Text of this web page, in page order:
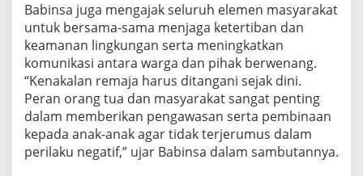
r
s
a
m
a
W
a
r
g
a
Babinsa juga mengajak seluruh elemen masyarakat
untuk bersama-sama menjaga ketertiban dan
keamanan lingkungan serta meningkatkan
komunikasi antara warga dan pihak berwenang.
“Kenakalan remaja harus ditangani sejak dini.
Peran orang tua dan masyarakat sangat penting
dalam memberikan pengawasan serta pembinaan
kepada anak-anak agar tidak terjerumus dalam
perilaku negatif,” ujar Babinsa dalam sambutannya.